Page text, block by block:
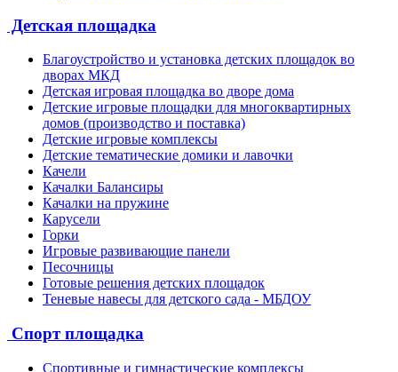
Детская площадка
Благоустройство и установка детских площадок во
дворах МКД
Детская игровая площадка во дворе дома
Детские игровые площадки для многоквартирных
домов (производство и поставка)
Детские игровые комплексы
Детские тематические домики и лавочки
Качели
Качалки Балансиры
Качалки на пружине
Карусели
Горки
Игровые развивающие панели
Песочницы
Готовые решения детских площадок
Теневые навесы для детского сада - МБДОУ
Спорт площадка
Спортивные и гимнастические комплексы